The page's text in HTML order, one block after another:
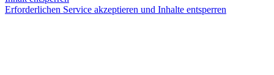
Erforderlichen Service akzeptieren und Inhalte entsperren